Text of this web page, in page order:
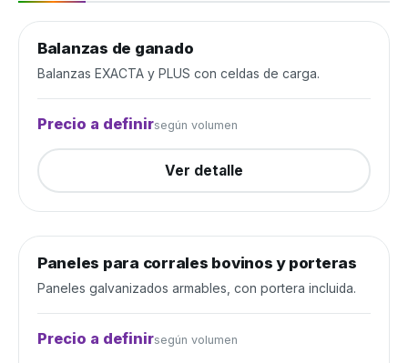
Manejo de ganado
Balanzas de ganado
Balanzas EXACTA y PLUS con celdas de carga.
Precio a definirsegún volumen
Ver detalle
Manejo de ganado Cerrada
Paneles para corrales bovinos y porteras
Paneles galvanizados armables, con portera incluida.
Precio a definirsegún volumen